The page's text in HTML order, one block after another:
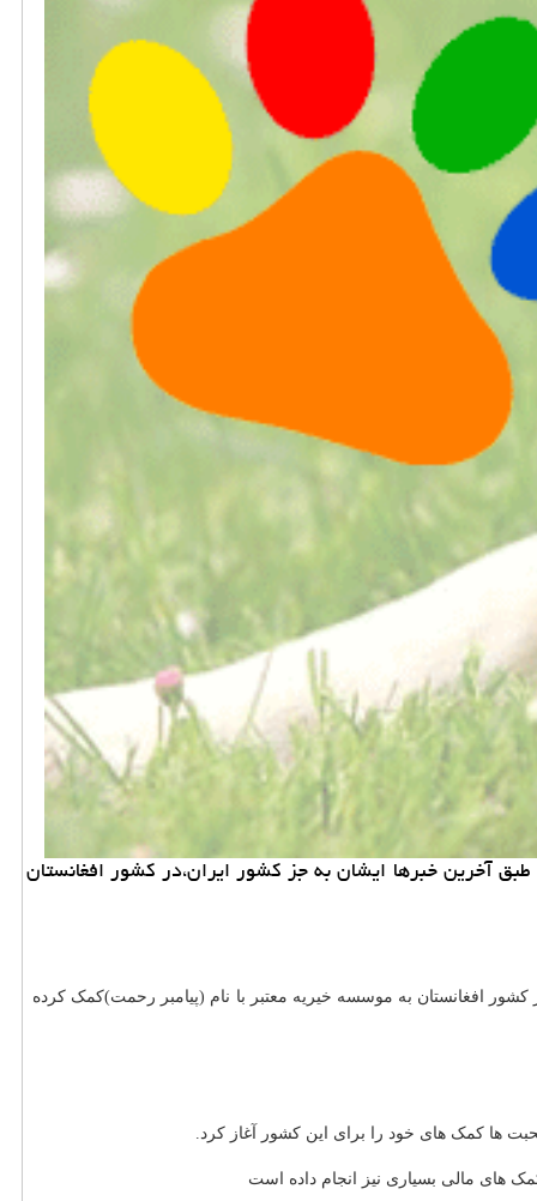
آخرین خبرها ایشان به جز كشور ایران،در كشور افغانستان
افغانستان به موسسه خیریه معتبر با نام (پیامبر رحمت)کمک کرده
ها کمک های خود را برای این کشور آغاز کرد.
مالی بسیاری نیز انجام داده است